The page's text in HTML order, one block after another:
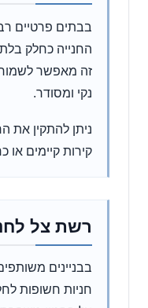
בבתים פרטיים
החנייה כחלק
זה מאפשר
נקי ומסודר.
ניתן להתקין את
קירות קיימים
רשת צל
בבניינים
חניות חשופות